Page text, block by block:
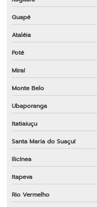
Guapé
Ataléia
Poté
Miraí
Monte Belo
Ubaporanga
Itatiaiuçu
Santa Maria do Suaçuí
Ilicínea
Itapeva
Rio Vermelho